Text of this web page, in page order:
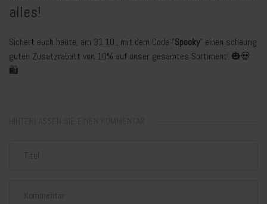
alles!
Sichert euch heute, am 31.10., mit dem Code "Spooky" einen schaurig
guten Zusatzrabatt von 10% auf unser gesamtes Sortiment! 🎃💀
🛍️